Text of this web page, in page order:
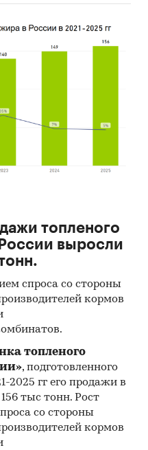
топленого
выросли
спроса со стороны
кормов
топленого
, подготовленного
2025 гг его продажи в
тыс тонн. Рост
со стороны
кормов